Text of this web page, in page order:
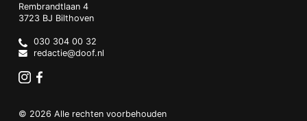
Doof.nl
work
Rembrandtlaan 4
3723 BJ Bilthoven
Netherlands
030 304 00 32
redactie@doof.nl
© 2026 Alle rechten voorbehouden